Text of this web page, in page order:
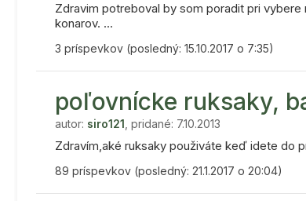
Zdravim potreboval by som poradit pri
konarov. ...
3 príspevkov (posledný: 15.10.2017 o 7:35)
poľovnícke ruksaky,
autor: siro121 , pridané: 7.10.2013
Zdravím,aké ruksaky použiváte keď idete do
89 príspevkov (posledný: 21.1.2017 o 20:04)